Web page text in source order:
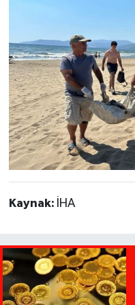
Kaynak: İHA